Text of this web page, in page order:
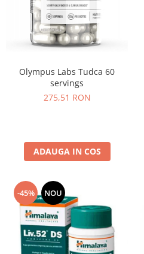
Vitamine bărbați / femei
Îngrijire personală
Insulated
JNX Sports
Kaged
MEX
Muscle Meds
Naughty Boy
Nordic Naturals
NOW Foods
Nutrend
Nutrex
Olimp Sport Nutrition
Olympus Labs Tudca 60
servings
275,51 RON
ADAUGA IN COS
-45% NOU